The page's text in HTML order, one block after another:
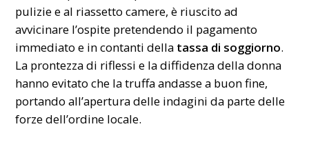
pulizie e al riassetto camere, è riuscito ad
avvicinare l’ospite pretendendo il pagamento
immediato e in contanti della tassa di soggiorno.
La prontezza di riflessi e la diffidenza della donna
hanno evitato che la truffa andasse a buon fine,
portando all’apertura delle indagini da parte delle
forze dell’ordine locale.